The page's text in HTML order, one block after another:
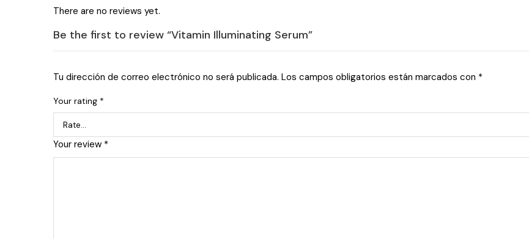
There are no reviews yet.
Be the first to review “Vitamin Illuminating Serum”
Tu dirección de correo electrónico no será publicada. Los campos obligatorios están marcados con *
Your rating *
Your review *